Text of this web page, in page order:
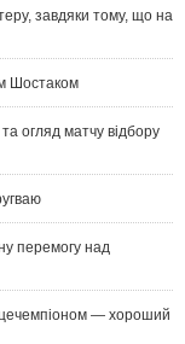
завдяки тому, що на
Шостаком
огляд матчу відбору
перемогу над
— хороший